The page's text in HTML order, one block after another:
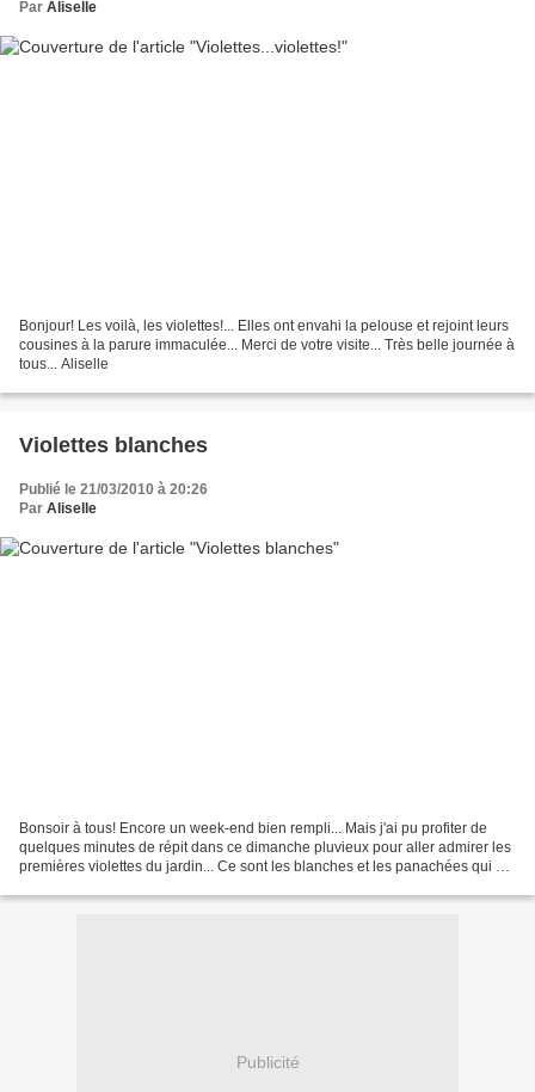
Par Aliselle
Bonjour! Les voilà, les violettes!... Elles ont envahi la pelouse et rejoint leurs
cousines à la parure immaculée... Merci de votre visite... Très belle journée à
tous... Aliselle
Violettes blanches
Publié le 21/03/2010 à 20:26
Par Aliselle
Bonsoir à tous! Encore un week-end bien rempli... Mais j'ai pu profiter de
quelques minutes de répit dans ce dimanche pluvieux pour aller admirer les
premières violettes du jardin... Ce sont les blanches et les panachées qui se
Publicité